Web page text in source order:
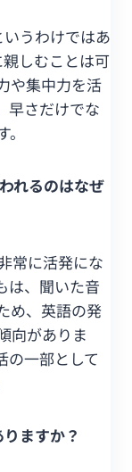
うわけではあ
しむことは可
や集中力を活
早さだけでな
れるのはなぜ
常に活発にな
は、聞いた音
め、英語の発
向がありま
の一部として
ますか？